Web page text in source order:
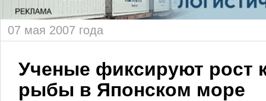
07 мая 2007 года
Ученые фиксируют рост
рыбы в Японском море